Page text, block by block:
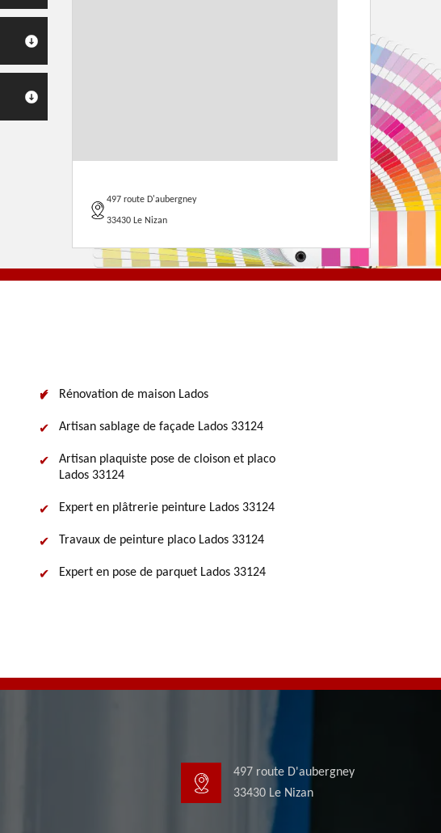
497 route D'aubergney
33430 Le Nizan
Rénovation de maison Lados
Artisan sablage de façade Lados 33124
Artisan plaquiste pose de cloison et placo
Lados 33124
Expert en plâtrerie peinture Lados 33124
Travaux de peinture placo Lados 33124
Expert en pose de parquet Lados 33124
497 route D'aubergney
33430 Le Nizan